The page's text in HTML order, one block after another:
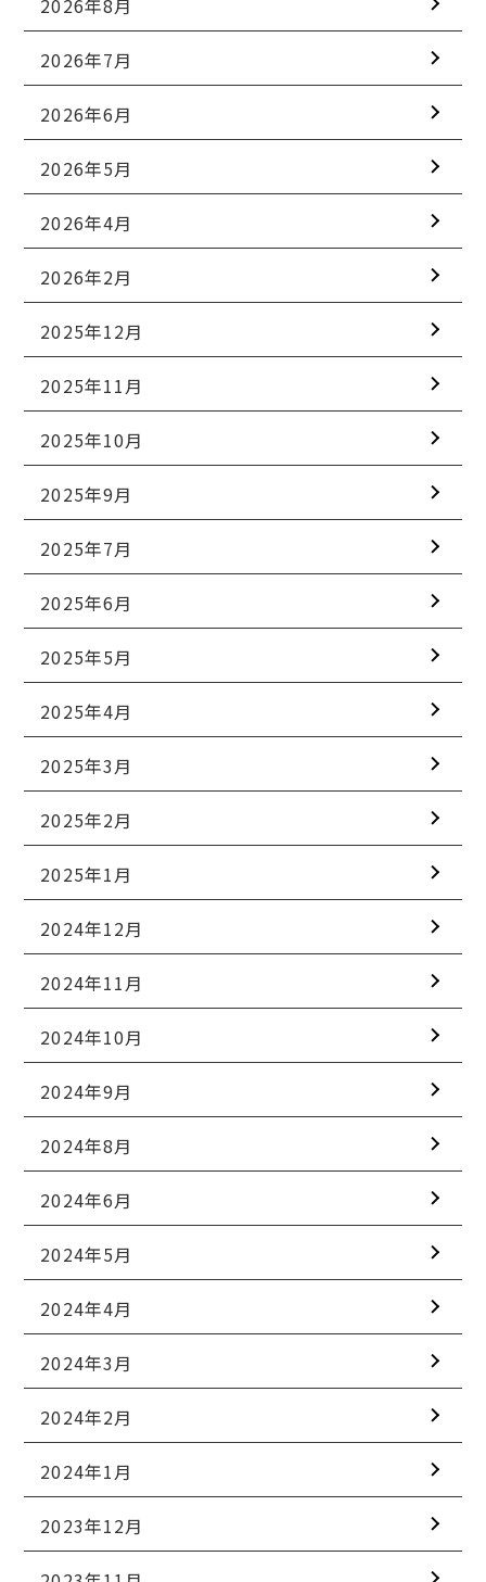
2026年8月
2026年7月
2026年6月
2026年5月
2026年4月
2026年2月
2025年12月
2025年11月
2025年10月
2025年9月
2025年7月
2025年6月
2025年5月
2025年4月
2025年3月
2025年2月
2025年1月
2024年12月
2024年11月
2024年10月
2024年9月
2024年8月
2024年6月
2024年5月
2024年4月
2024年3月
2024年2月
2024年1月
2023年12月